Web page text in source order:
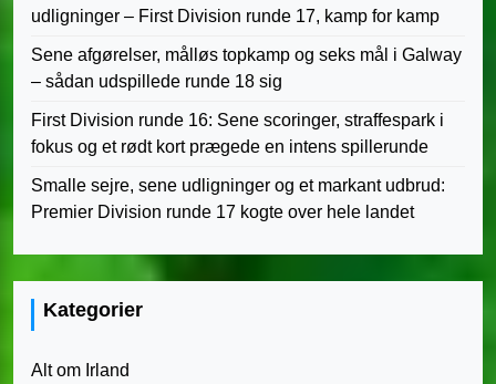
udligninger – First Division runde 17, kamp for kamp
Sene afgørelser, målløs topkamp og seks mål i Galway
– sådan udspillede runde 18 sig
First Division runde 16: Sene scoringer, straffespark i
fokus og et rødt kort prægede en intens spillerunde
Smalle sejre, sene udligninger og et markant udbrud:
Premier Division runde 17 kogte over hele landet
Kategorier
Alt om Irland